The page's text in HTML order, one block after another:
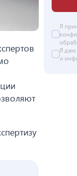
Я
Я даю
и